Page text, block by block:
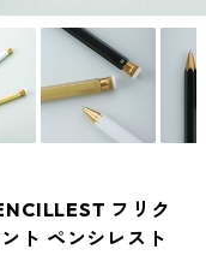
フリク
ト ペンシレスト